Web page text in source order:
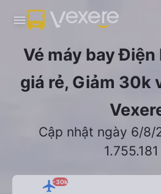
Vé máy bay Điện
giá rẻ, Giảm 30k
Cập nhật ngày 6/8/
-30k